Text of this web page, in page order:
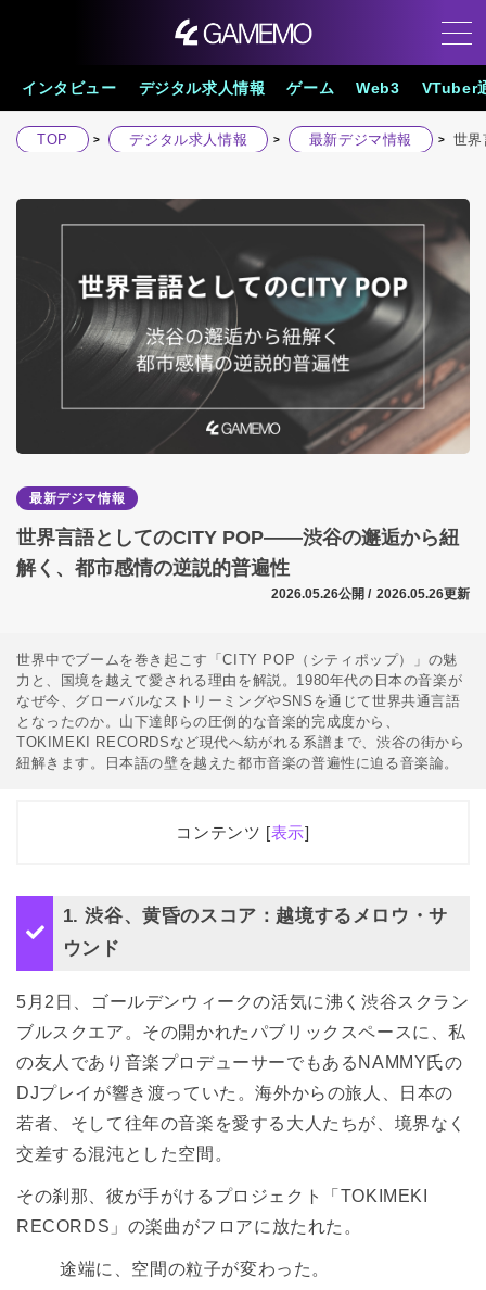
インタビュー デジタル求人情報 ゲーム Web3 VTuber
TOP デジタル求人情報 最新デジマ情報 世
最新デジマ情報
世界言語としてのCITY POP――渋谷の邂逅から紐
解く、都市感情の逆説的普遍性
2026.05.26公開 / 2026.05.26更新
世界中でブームを巻き起こす「CITY POP（シティポップ）」の魅
力と、国境を越えて愛される理由を解説。1980年代の日本の音楽が
なぜ今、グローバルなストリーミングやSNSを通じて世界共通言語
となったのか。山下達郎らの圧倒的な音楽的完成度から、
TOKIMEKI RECORDSなど現代へ紡がれる系譜まで、渋谷の街から
紐解きます。日本語の壁を越えた都市音楽の普遍性に迫る音楽論。
コンテンツ [表示]
2. 「CITY POP」という再定義：記号化とメディ
ア論的転換
た「贅沢なユートピア」
0.4
4. 職人たちの偉業：山下達郎も大滝詠一も“古びな
い”
0.5
5. 伝統の再翻訳：TOKIMEKI RECORDSが繋ぐ現
在地
0.6 結び：「ローカル」という名の新貴族へ
0.7
世界中のCITY POPファンへ、そして日本の偉大な
1. 渋谷、黄昏のスコア：越境するメロウ・サ
ウンド
5月2日、ゴールデンウィークの活気に沸く渋谷スクラン
ブルスクエア。その開かれたパブリックスペースに、私
の友人であり音楽プロデューサーでもあるNAMMY氏の
DJプレイが響き渡っていた。海外からの旅人、日本の
若者、そして往年の音楽を愛する大人たちが、境界なく
交差する混沌とした空間。
その刹那、彼が手がけるプロジェクト「TOKIMEKI
RECORDS」の楽曲がフロアに放たれた。
途端に、空間の粒子が変わった。